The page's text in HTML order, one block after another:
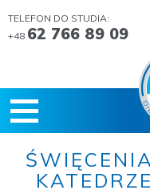
TELEFON DO STUDIA:
+48 62 766 89 09